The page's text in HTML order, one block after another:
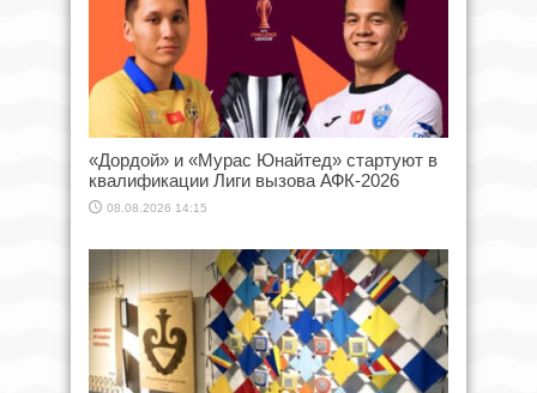
«Дордой» и «Мурас Юнайтед» стартуют в
квалификации Лиги вызова АФК-2026
08.08.2026 14:15